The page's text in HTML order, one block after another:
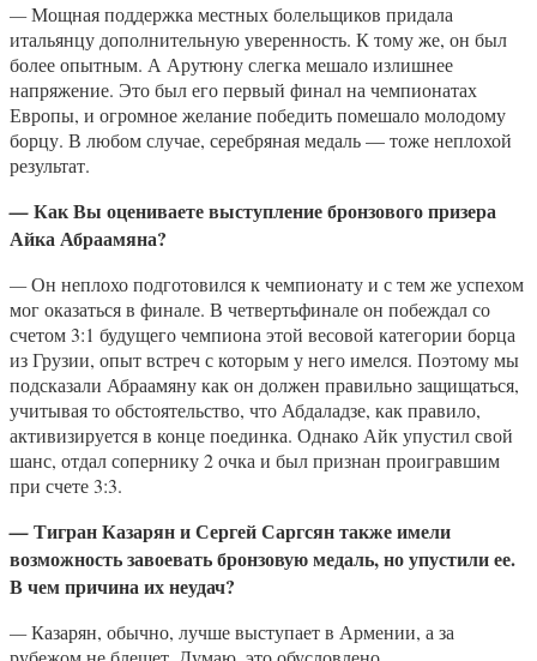
—Мощная поддержка местных болельщиков придала
итальянцу дополнительную уверенность. К тому же, он был
более опытным. А Арутюну слегка мешало излишнее
напряжение. Это был его первый финал на чемпионатах
Европы, и огромное желание победить помешало молодому
борцу. В любом случае, серебряная медаль — тоже неплохой
результат.
—Как Вы оцениваете выступление бронзового призера
Айка Абраамяна?
—Он неплохо подготовился к чемпионату и с тем же успехом
мог оказаться в финале. В четвертьфинале он побеждал со
счетом 3:1 будущего чемпиона этой весовой категории борца
из Грузии, опыт встреч с которым у него имелся. Поэтому мы
подсказали Абраамяну как он должен правильно защищаться,
учитывая то обстоятельство, что Абдаладзе, как правило,
активизируется в конце поединка. Однако Айк упустил свой
шанс, отдал сопернику 2 очка и был признан проигравшим
при счете 3:3.
—Тигран Казарян и Сергей Саргсян также имели
возможность завоевать бронзовую медаль, но упустили ее.
В чем причина их неудач?
—Казарян, обычно, лучше выступает в Армении, а за